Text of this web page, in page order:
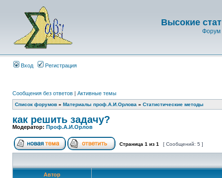
Высокие
Форум
Вход Регистрация
Сообщения без ответов | Активные темы
Список форумов » Материалы проф.А.И.Орлова » Статистические методы
как решить задачу?
Модератор: Проф.А.И.Орлов
Страница 1 из 1 [ Сообщений: 5 ]
Автор